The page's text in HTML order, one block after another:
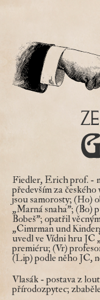
Fiedler, Erich prof. -
především za
jsou samorosty; (Ho)
„Marná snaha"; (Bo)
Bobeš"; opatřil
„Cimrman und
uvedl ve Vídni hru JC
premiéru; (Vr)
(Lip) podle něho JC,
Vlasák - postava z
přírodozpytec;